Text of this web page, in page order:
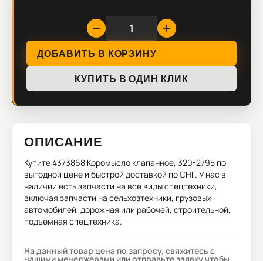
ДОБАВИТЬ В КОРЗИНУ
КУПИТЬ В ОДИН КЛИК
ОПИСАНИЕ
Купите4373868 Коромысло клапанное, 320-2795 по
выгодной цене и быстрой доставкой по СНГ. У нас в
наличии есть запчасти на все виды спецтехники,
включая запчасти на сельхозтехники, грузовых
автомобилей, дорожная или рабочей, строительной,
подъемная спецтехника.
На данный товар цена по запросу, свяжитесь с